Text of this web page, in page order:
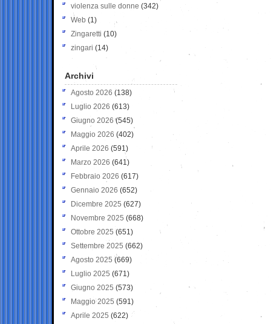
violenza sulle donne (342)
Web (1)
Zingaretti (10)
zingari (14)
Archivi
Agosto 2026 (138)
Luglio 2026 (613)
Giugno 2026 (545)
Maggio 2026 (402)
Aprile 2026 (591)
Marzo 2026 (641)
Febbraio 2026 (617)
Gennaio 2026 (652)
Dicembre 2025 (627)
Novembre 2025 (668)
Ottobre 2025 (651)
Settembre 2025 (662)
Agosto 2025 (669)
Luglio 2025 (671)
Giugno 2025 (573)
Maggio 2025 (591)
Aprile 2025 (622)